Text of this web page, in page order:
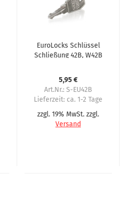
EuroLocks Schlüssel
Schließung 42B, W42B
5,95 €
Art.Nr.: S-EU42B
Lieferzeit: ca. 1-2 Tage
zzgl. 19% MwSt. zzgl.
Versand